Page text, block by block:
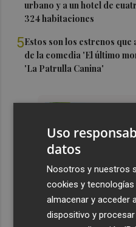
urbano y a un hotel de
324 habitaciones
5Estos son los estrenos
de la comedia 'El último
'La Patrulla Canina'
Uso
datos
Nosotros y nuestros
cookies y
almacenar y acceder
dispositivo y